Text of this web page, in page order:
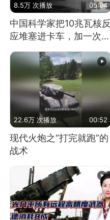
8.5万 次播放 05:04
中国科学家把10兆瓦核反
应堆塞进卡车，加一次燃
料能跑几十年
22.6万 次播放 00:52
现代火炮之“打完就跑”的
战术